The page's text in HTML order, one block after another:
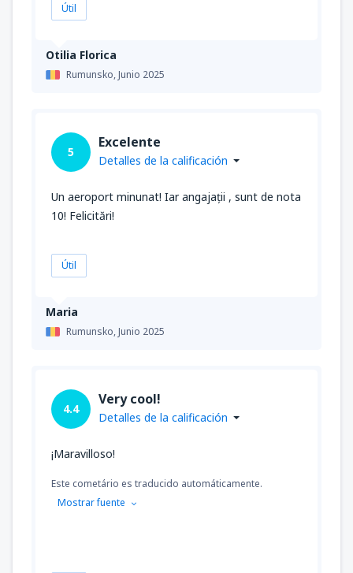
Otilia Florica
Rumunsko,Junio 2025
Útil
Maria
Rumunsko,Junio 2025
5
Excelente
Detalles de la calificación
Un aeroport minunat! Iar angajații , sunt de nota
10! Felicitări!
Útil
4.4
Very cool!
Detalles de la calificación
¡Maravilloso!
Este cometário es traducido automáticamente.
Mostrar fuente